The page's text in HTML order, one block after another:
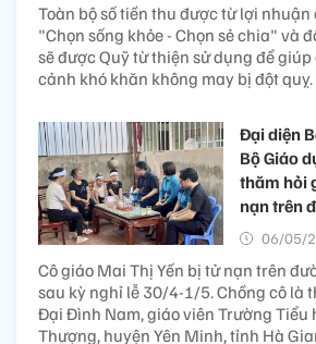
Toàn bộ số tiền thu được từ lợi
"Chọn sống khỏe - Chọn sẻ chia" và
sẽ được Quỹ từ thiện sử dụng để
cảnh khó khăn không may bị đột quỵ.
Đại diện
Bộ Giáo
thăm hỏi
nạn trên
06/05/
Cô giáo Mai Thị Yến bị tử nạn trên
sau kỳ nghỉ lễ 30/4-1/5. Chồng cô là
Đại Đình Nam, giáo viên Trường Tiểu
Thượng, huyện Yên Minh, tỉnh Hà